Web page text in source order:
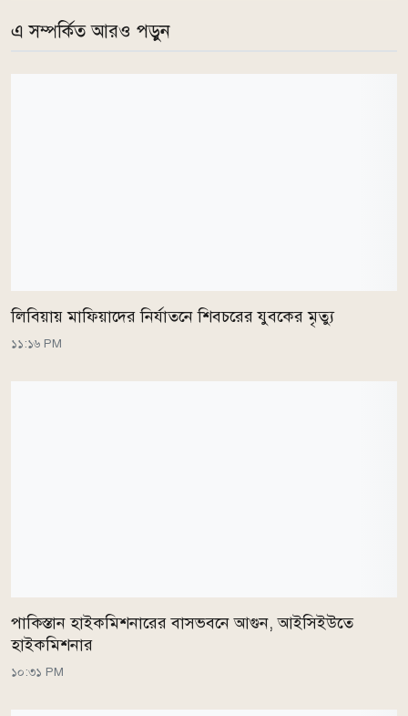
এ সম্পর্কিত আরও পড়ুন
লিবিয়ায় মাফিয়াদের নির্যাতনে শিবচরের যুবকের মৃত্যু
১১:১৬ PM
পাকিস্তান হাইকমিশনারের বাসভবনে আগুন, আইসিইউতে
হাইকমিশনার
১০:৩১ PM